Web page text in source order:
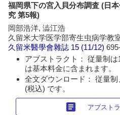
福岡県下の宮入貝分布調査 (日
究 第5報)
岡部浩洋, 澁江浩
久留米大学医学部寄生虫病学教
久留米醫學會雜誌 15 (11/12)
アブストラクト： 従量制
は基本料金に含まれます。
全文ダウンロード： 従量
(税込) です。
article アブスト